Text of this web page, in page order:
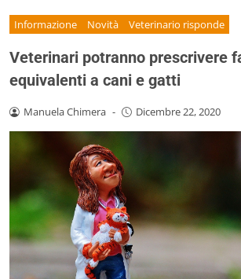
Informazione Novità Veterinario risponde
Veterinari potranno prescrivere
equivalenti a cani e gatti
Manuela Chimera - Dicembre 22, 2020